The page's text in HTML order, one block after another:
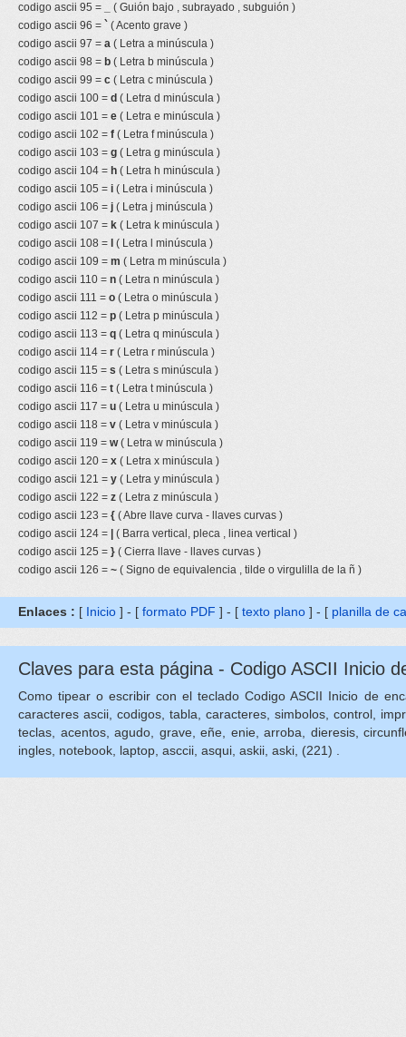
codigo ascii 95 =
( Guión bajo , subrayado , subguión )
codigo ascii 96 = ` ( Acento grave )
codigo ascii 97 = a ( Letra a minúscula )
codigo ascii 98 = b ( Letra b minúscula )
codigo ascii 99 = c ( Letra c minúscula )
codigo ascii 100 = d ( Letra d minúscula )
codigo ascii 101 = e ( Letra e minúscula )
codigo ascii 102 = f ( Letra f minúscula )
codigo ascii 103 = g ( Letra g minúscula )
codigo ascii 104 = h ( Letra h minúscula )
codigo ascii 105 = i ( Letra i minúscula )
codigo ascii 106 = j ( Letra j minúscula )
codigo ascii 107 = k ( Letra k minúscula )
codigo ascii 108 =
( Letra l minúscula )
codigo ascii 109 = m ( Letra m minúscula )
codigo ascii 110 = n ( Letra n minúscula )
codigo ascii 111 = o ( Letra o minúscula )
codigo ascii 112 = p ( Letra p minúscula )
codigo ascii 113 = q ( Letra q minúscula )
codigo ascii 114 = r ( Letra r minúscula )
codigo ascii 115 = s ( Letra s minúscula )
codigo ascii 116 = t ( Letra t minúscula )
codigo ascii 117 = u ( Letra u minúscula )
codigo ascii 118 = v ( Letra v minúscula )
codigo ascii 119 = w( Letra w minúscula )
codigo ascii 120 = x ( Letra x minúscula )
codigo ascii 121 = y ( Letra y minúscula )
codigo ascii 122 = z ( Letra z minúscula )
codigo ascii 123 = { ( Abre llave curva - llaves curvas )
codigo ascii 124 =
( Barra vertical, pleca , linea vertical )
codigo ascii 125 = } ( Cierra llave - llaves curvas )
codigo ascii 126 = ~ ( Signo de equivalencia , tilde o virgulilla de la ñ )
Enlaces : [ Inicio ] - [ formato PDF ] - [ texto plano ] - [ planilla de
Claves para esta página - Codigo ASCII Inicio
Como tipear o escribir con el teclado Codigo ASCII Inicio de
caracteres ascii, codigos, tabla, caracteres, simbolos, control,
teclas, acentos, agudo, grave, eñe, enie, arroba, dieresis,
ingles, notebook, laptop, asccii, asqui, askii, aski, (221) .